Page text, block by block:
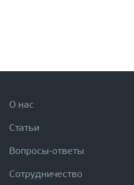
О нас
Статьи
Вопросы-ответы
Сотрудничество